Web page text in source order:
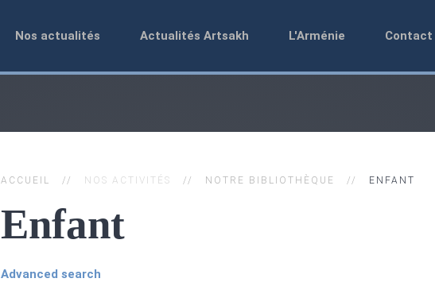
Nos actualités Actualités Artsakh L'Arménie Contact
ACCUEIL NOS ACTIVITÉS NOTRE BIBLIOTHÈQUE ENFANT
Enfant
Advanced search